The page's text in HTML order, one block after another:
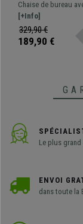
Piétement
Revêtement Cuir,
Chaise de bureau
rembourrage
synthétique, avec un
de balancement et
[+Info]
329,90 €
189,90 €
Le plus
ENVOI
dans toute la